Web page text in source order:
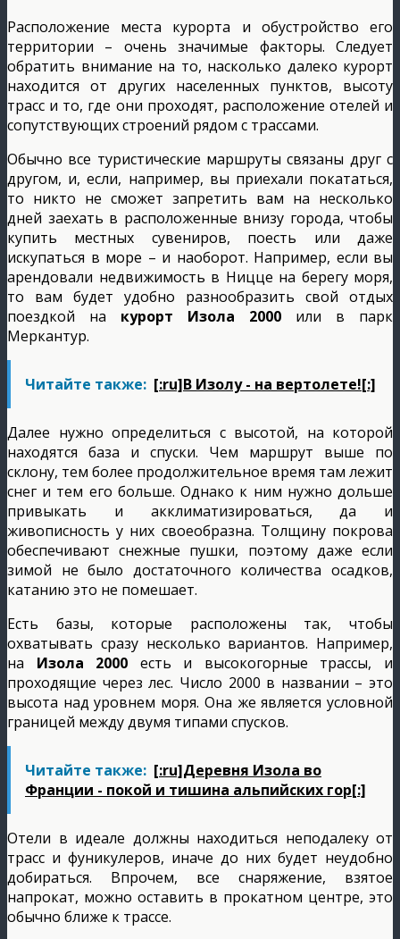
Расположение места курорта и обустройство его
территории – очень значимые факторы. Следует
обратить внимание на то, насколько далеко курорт
находится от других населенных пунктов, высоту
трасс и то, где они проходят, расположение отелей и
сопутствующих строений рядом с трассами.
Обычно все туристические маршруты связаны друг с
другом, и, если, например, вы приехали покататься,
то никто не сможет запретить вам на несколько
дней заехать в расположенные внизу города, чтобы
купить местных сувениров, поесть или даже
искупаться в море – и наоборот. Например, если вы
арендовали недвижимость в Ницце на берегу моря,
то вам будет удобно разнообразить свой отдых
поездкой на курорт Изола 2000 или в парк
Меркантур.
Читайте также: [:ru]В Изолу - на вертолете![:]
Далее нужно определиться с высотой, на которой
находятся база и спуски. Чем маршрут выше по
склону, тем более продолжительное время там лежит
снег и тем его больше. Однако к ним нужно дольше
привыкать и акклиматизироваться, да и
живописность у них своеобразна. Толщину покрова
обеспечивают снежные пушки, поэтому даже если
зимой не было достаточного количества осадков,
катанию это не помешает.
Есть базы, которые расположены так, чтобы
охватывать сразу несколько вариантов. Например,
на Изола 2000 есть и высокогорные трассы, и
проходящие через лес. Число 2000 в названии – это
высота над уровнем моря. Она же является условной
границей между двумя типами спусков.
Читайте также: [:ru]Деревня Изола во
Франции - покой и тишина альпийских гор[:]
Отели в идеале должны находиться неподалеку от
трасс и фуникулеров, иначе до них будет неудобно
добираться. Впрочем, все снаряжение, взятое
напрокат, можно оставить в прокатном центре, это
обычно ближе к трассе.